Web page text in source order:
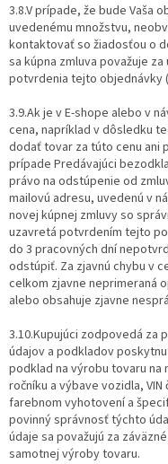
3.8.V prípade, že bude Vaša
uvedenému množstvu,
kontaktovať so žiadosťou o
sa kúpna zmluva považuje
potvrdenia tejto objednávky (
3.9.Ak je v E-shope alebo v
cena, napríklad v dôsledku
dodať tovar za túto cenu ani
prípade Predávajúci
právo na odstúpenie od
mailovú adresu, uvedenú v
novej kúpnej zmluvy so
uzavretá potvrdením tejto
do 3 pracovných dní
odstúpiť. Za zjavnú chybu v
celkom zjavne neprimeraná
alebo obsahuje zjavne
3.10.Kupujúci zodpovedá
údajov a podkladov
podklad na výrobu tovaru na
ročníku a výbave vozidla,
farebnom vyhotovení a
povinný správnosť týchto
údaje sa považujú za
samotnej výroby tovaru.